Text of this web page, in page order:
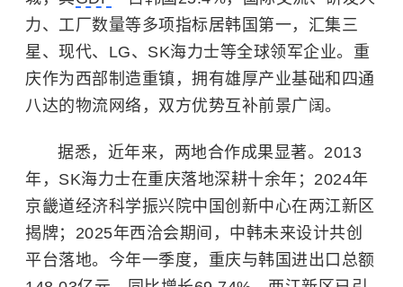
力、工厂数量等多项指标居韩国第一，汇集 三
星 、现代、 LG、SK海力士等全球领军企业。重
庆作为西部制造重镇，拥有雄厚产业基础和四通
八达的物流网络，双方优势互补前景广阔。
据悉，近年来，两地合作成果显著。2013
年，SK海力士在重庆落地深耕十余年；2024年
京畿道经济科学振兴院中国创新中心在两江新区
揭牌；2025年西洽会期间，中韩未来设计共创
平台落地。今年一季度，重庆与韩国进出口总额